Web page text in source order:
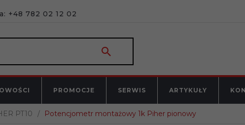
+48 782 02 12 02
PROMOCJE SERWIS ARTYKUŁY
PT10 Potencjometr montażowy 1k Piher pionowy